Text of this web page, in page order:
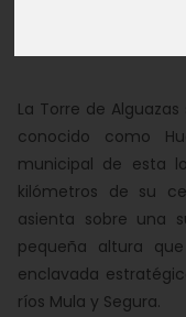
La Torre de
conocido como
municipal de esta
kilómetros de su
asienta sobre una
pequeña altura
enclavada
ríos Mula y Segura.